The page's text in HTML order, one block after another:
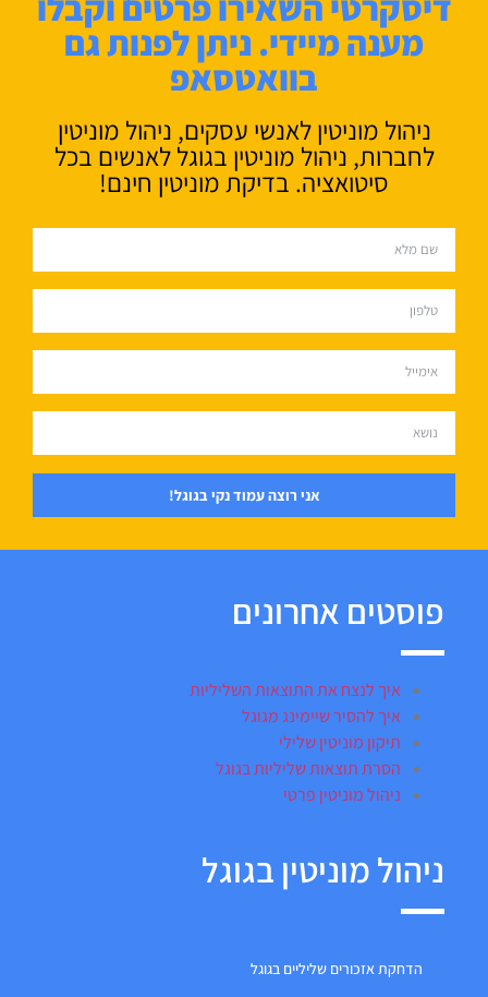
מענה מיידי. ניתן לפנות גם
בוואטסאפ
ניהול מוניטין לאנשי עסקים, ניהול מוניטין
לחברות, ניהול מוניטין בגוגל לאנשים בכל
סיטואציה. בדיקת מוניטין חינם!
אני רוצה עמוד נקי בגוגל!
פוסטים אחרונים
איך לנצח את התוצאות השליליות
איך להסיר שיימינג מגוגל
תיקון מוניטין שלילי
הסרת תוצאות שליליות בגוגל
ניהול מוניטין פרטי
ניהול מוניטין בגוגל
הדחקת אזכורים שליליים בגוגל